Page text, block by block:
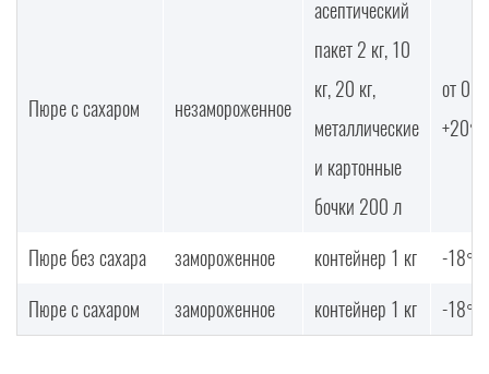
Пюре с сахаром незамороженное
асептический
пакет 2 кг, 10
кг, 20 кг,
металлические
и картонные
бочки 200 л
от
+20°С
Пюре без сахара замороженное контейнер 1 кг
-18°С
Пюре с сахаром
замороженное контейнер 1 кг -18°С